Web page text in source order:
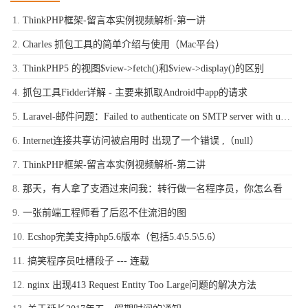
ThinkPHP框架-留言本实例视频解析-第一讲
Charles 抓包工具的简单介绍与使用（Mac平台）
ThinkPHP5 的视图$view->fetch()和$view->display()的区别
抓包工具Fidder详解 - 主要来抓取Android中app的请求
Laravel-邮件问题：Failed to authenticate on SMTP server with username "xxxx@qq.com" using 1 possible authenticators
Internet连接共享访问被启用时 出现了一个错误 ,（null）
ThinkPHP框架-留言本实例视频解析-第二讲
那天，有人拿了支酒过来问我：转行做一名程序员，你怎么看
一张前端工程师看了后忍不住流泪的图
Ecshop完美支持php5.6版本（包括5.4\5.5\5.6）
搞笑程序员吐槽段子 --- 连载
nginx 出现413 Request Entity Too Large问题的解决方法